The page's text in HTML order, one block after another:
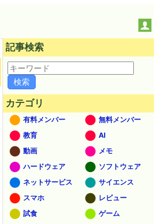
記事検索
カテゴリ
有料メンバー
無料メンバー
教育
AI
動画
メモ
ハードウェア
ソフトウェア
ネットサービス
サイエンス
スマホ
レビュー
試食
ゲーム